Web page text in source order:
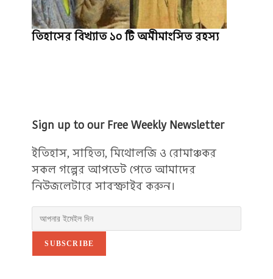
তিহাসের বিখ্যাত ১০ টি অমীমাংসিত রহস্য
Sign up to our Free Weekly Newsletter
ইতিহাস, সাহিত্য, মিথোলজি ও রোমাঞ্চকর
সকল গল্পের আপডেট পেতে আমাদের
নিউজলেটারে সাবস্ক্রাইব করুন।
SUBSCRIBE